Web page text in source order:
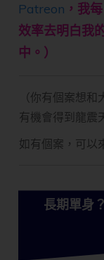
Patreon ，我
效率去明白我
中。）
（你有個案想
有機會得到龍震
如有個案，可以
長期單身